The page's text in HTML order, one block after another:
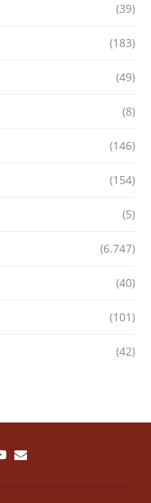
(39)
(183)
(49)
(8)
(146)
(154)
(5)
(6.747)
(40)
(101)
(42)